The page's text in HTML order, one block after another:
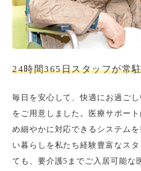
24時間365日スタッフが常
毎日を安心して、快適にお過ご
をご用意しました。医療サポー
め細やかに対応できるシステム
い暮らしを私たち経験豊富なス
ても、要介護5までご入居可能な